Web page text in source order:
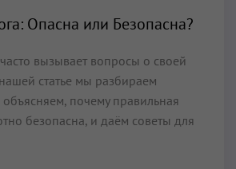
Опасна или Безопасна?
вызывает вопросы о своей
статье мы разбираем
почему правильная
безопасна, и даём советы для